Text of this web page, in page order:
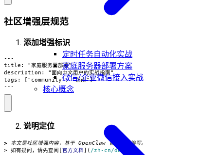
定时任务自动化实战
家庭服务器部署方案
微信/企业微信接入实战
核心概念
社区增强层规范
添加增强标识
---
说明定位
>
> 如有疑问，请先查阅[官方文档]( /zh-cn/docs/ )。